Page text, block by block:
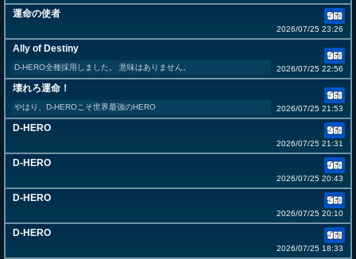
運命の使者
2026/07/25 23:26
Ally of Destiny
D-HERO全種採用しました。 意味はありません。 2026/07/25 22:56
壊れろ運命！
やはり、D-HEROこそ世界最強のHERO 2026/07/25 21:53
D-HERO
2026/07/25 21:31
D-HERO
2026/07/25 20:43
D-HERO
2026/07/25 20:10
D-HERO
2026/07/25 18:33